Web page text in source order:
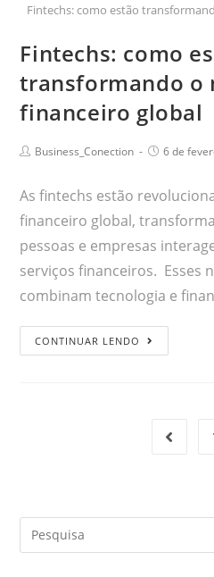
Fintechs: como estão
Fintechs: como
transformando o
financeiro global
Business_Conection 6 de
As fintechs estão
financeiro global,
pessoas e empresas
serviços financeiros. Esses
combinam tecnologia e
CONTINUAR LENDO